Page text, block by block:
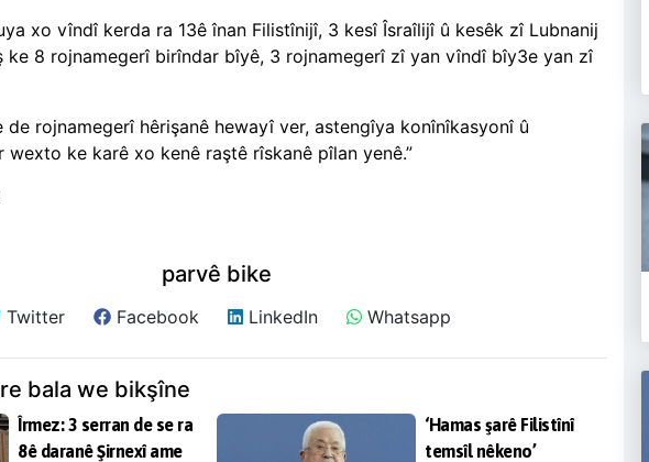
xo vîndî kerda ra 13ê înan Filistînijî, 3 kesî Îsraîlijî û kesêk zî Lubnanij
ke 8 rojnamegerî birîndar bîyê, 3 rojnamegerî zî yan vîndî bîy3e yan zî
de rojnamegerî hêrişanê hewayî ver, astengîya konînîkasyonî û
ke karê xo kenê raştê rîskanê pîlan yenê.”
parvê bike
Twitter Facebook LinkedIn Whatsapp
bala we bikşîne
Îrmez: 3 serran de se ra
8ê daranê Şirnexî ame
‘Hamas şarê Filistînî
temsîl nêkeno’